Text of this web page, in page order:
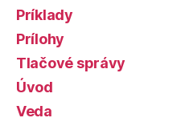
Príklady
Prílohy
Tlačové správy
Úvod
Veda